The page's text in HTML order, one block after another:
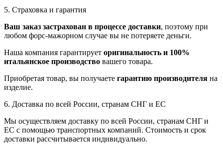
5. Страховка и гарантия
Ваш заказ застрахован в процессе доставки, поэтому при
любом форс-мажорном случае вы не потеряете деньги.
Наша компания гарантирует оригинальность и 100%
итальянское производство вашего товара.
Приобретая товар, вы получаете гарантию производителя на
изделие.
6. Доставка по всей России, странам СНГ и ЕС
Мы осуществляем доставку по всей России, странам СНГ и
ЕС с помощью транспортных компаний. Стоимость и срок
доставки рассчитывается индивидуально.